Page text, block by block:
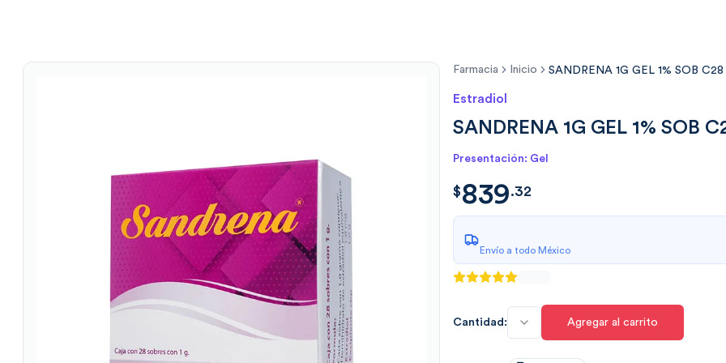
Farmacia Inicio SANDRENA 1G GEL 1% SOB C28
Estradiol
SANDRENA 1G GEL 1% SOB
Presentación: Gel
$839.3231
$839.32
Envío a todo México
Cantidad: Agregar al carrito